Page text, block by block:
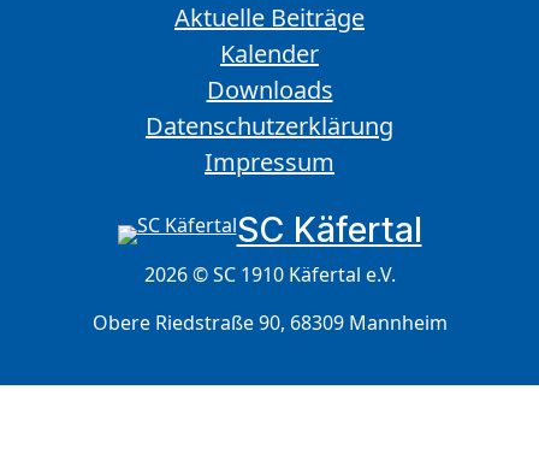
Aktuelle Beiträge
Kalender
Downloads
Datenschutzerklärung
Impressum
SC Käfertal
2026 © SC 1910 Käfertal e.V.
Obere Riedstraße 90, 68309 Mannheim